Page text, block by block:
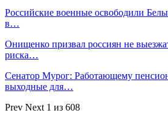
Российские военные освободили
в…
Онищенко призвал россиян не
риска…
Сенатор Мурог: Работающему
выходные для…
Prev Next 1 из 608